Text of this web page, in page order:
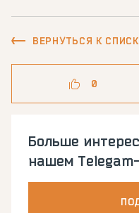
ВЕРНУТЬСЯ К
0
Больше
нашем